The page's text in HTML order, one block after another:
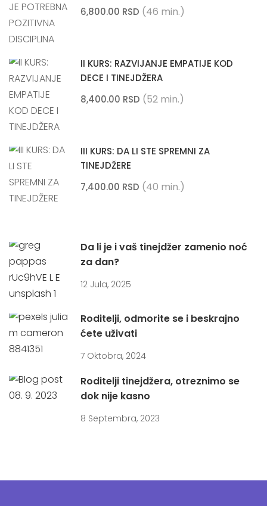
6,800.00 RSD (46 min.)
II KURS: RAZVIJANJE EMPATIJE KOD
DECE I TINEJDŽERA
8,400.00 RSD (52 min.)
III KURS: DA LI STE SPREMNI ZA
TINEJDŽERE
7,400.00 RSD (40 min.)
Da li je i vaš tinejdžer zamenio noć
za dan?
12 Jula, 2025
Roditelji, odmorite se i beskrajno
ćete uživati
7 Oktobra, 2024
Roditelji tinejdžera, otreznimo se
dok nije kasno
8 Septembra, 2023